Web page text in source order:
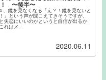
！ 〜後半〜
鏡を見なくなる「え？！鏡を見ないと
」という声が聞こえてきそうですが、
失恋にいいのかというと自信が出るか
れはメ...
2020.06.11